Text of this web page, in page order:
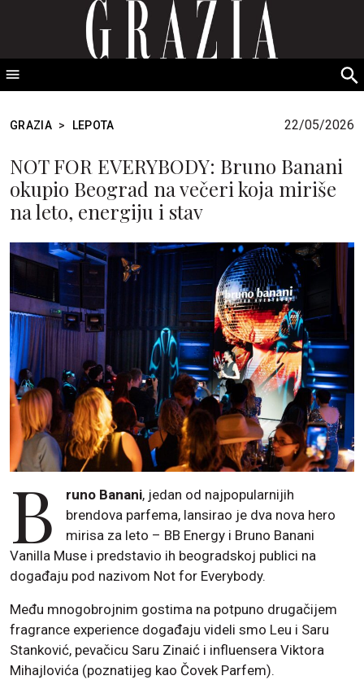
GRAZIA Srbija
GRAZIA > LEPOTA 22/05/2026
NOT FOR EVERYBODY: Bruno Banani
okupio Beograd na večeri koja miriše
na leto, energiju i stav
B runo Banani, jedan od najpopularnijih
brendova parfema, lansirao je dva nova hero
mirisa za leto – BB Energy i Bruno Banani
Vanilla Muse i predstavio ih beogradskoj publici na
događaju pod nazivom Not for Everybody.
Među mnogobrojnim gostima na potpuno drugačijem
fragrance experience događaju videli smo Leu i Saru
Stanković, pevačicu Saru Zinaić i influensera Viktora
Mihajlovića (poznatijeg kao Čovek Parfem).